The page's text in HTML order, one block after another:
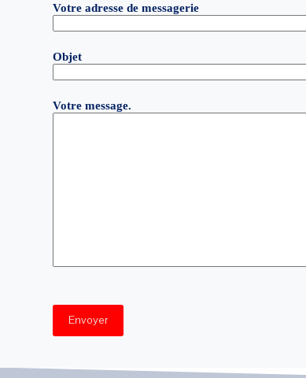
Votre adresse de messagerie
Objet
Votre message.